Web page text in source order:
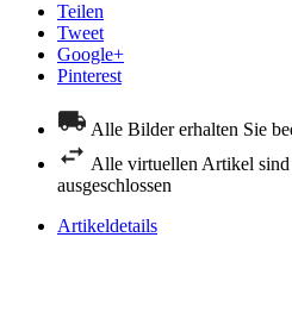
Teilen
Tweet
Google+
Pinterest
Alle Bilder erhalten Sie
Alle virtuellen Artikel
ausgeschlossen
Artikeldetails